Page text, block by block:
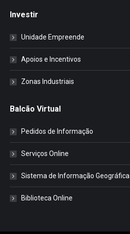
Investir
Unidade Empreende
Apoios e Incentivos
Zonas Industriais
Balcão Virtual
Pedidos de Informação
Serviços Online
Sistema de Informação Geográfica
Biblioteca Online